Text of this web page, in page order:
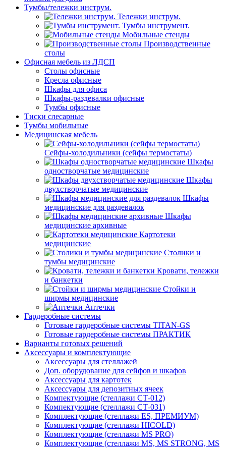
Тумбы/тележки инструм.
Тележки инструм.
Тумбы инструмент.
Мобильные стенды
Производственные
столы
Офисная мебель из ЛДСП
Столы офисные
Кресла офисные
Шкафы для офиса
Шкафы-раздевалки офисные
Тумбы офисные
Тиски слесарные
Тумбы мобильные
Медицинская мебель
Сейфы-холодильники (сейфы термостаты)
Шкафы
одностворчатые медицинские
Шкафы
двухстворчатые медицинские
Шкафы
медицинские для раздевалок
Шкафы
медицинские архивные
Картотеки
медицинские
Столики и
тумбы медицинские
Кровати, тележки
и банкетки
Стойки и
ширмы медицинские
Аптечки
Гардеробные системы
Готовые гардеробные системы TITAN-GS
Готовые гардеробные системы ПРАКТИК
Варианты готовых решений
Аксессуары и комплектующие
Аксессуары для стеллажей
Доп. оборудование для сейфов и шкафов
Аксессуары для картотек
Аксессуары для депозитных ячеек
Компектующие (стеллажи СТ-012)
Компектующие (стеллажи СТ-031)
Комплектующие (стеллажи ES, ПРЕМИУМ)
Комплектующие (стеллажи HICOLD)
Комплектующие (стеллажи MS PRO)
Комплектующие (стеллажи MS, MS STRONG, MS